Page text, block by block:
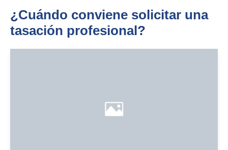
¿Cuándo conviene solicitar una
tasación profesional?